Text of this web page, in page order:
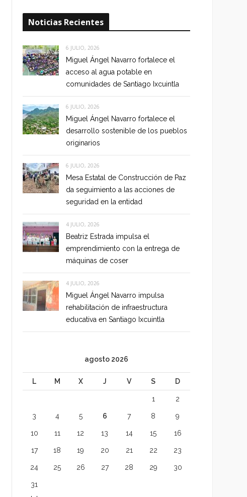
Noticias Recientes
6 JULIO, 2026
Miguel Ángel Navarro fortalece el
acceso al agua potable en
comunidades de Santiago Ixcuintla
6 JULIO, 2026
Miguel Ángel Navarro fortalece el
desarrollo sostenible de los pueblos
originarios
6 JULIO, 2026
Mesa Estatal de Construcción de Paz
da seguimiento a las acciones de
seguridad en la entidad
4 JULIO, 2026
Beatriz Estrada impulsa el
emprendimiento con la entrega de
máquinas de coser
4 JULIO, 2026
Miguel Ángel Navarro impulsa
rehabilitación de infraestructura
educativa en Santiago Ixcuintla
agosto 2026
L M X J V S D
1 2
3 4 5 6 7 8 9
10 11 12 13 14 15 16
17 18 19 20 21 22 23
24 25 26 27 28 29 30
31